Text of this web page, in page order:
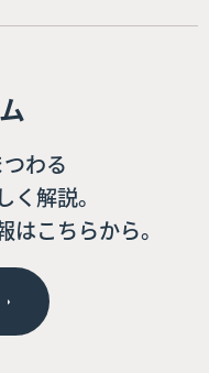
つわる
解説。
こちらから。